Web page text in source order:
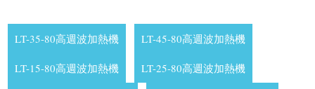
LT-35-80高週波加熱機 LT-45-80高週波加熱機
LT-15-80高週波加熱機 LT-25-80高週波加熱機